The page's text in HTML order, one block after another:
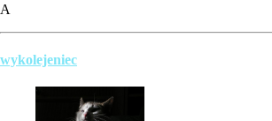
A
wykolejeniec